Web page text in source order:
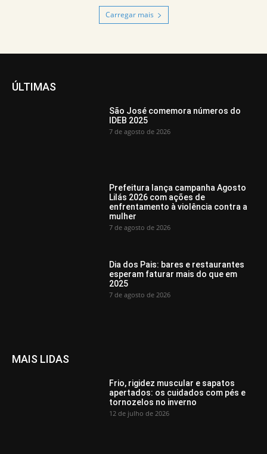
Carregar mais
ÚLTIMAS
São José comemora números do
IDEB 2025
7 de agosto de 2026
Prefeitura lança campanha Agosto
Lilás 2026 com ações de
enfrentamento à violência contra a
mulher
7 de agosto de 2026
Dia dos Pais: bares e restaurantes
esperam faturar mais do que em
2025
7 de agosto de 2026
MAIS LIDAS
Frio, rigidez muscular e sapatos
apertados: os cuidados com pés e
tornozelos no inverno
12 de julho de 2026